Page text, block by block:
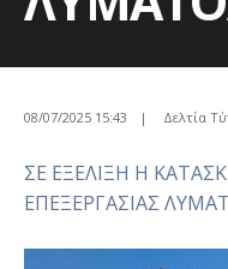
08/07/2025 15:43 | Δελτία
ΣΕ ΕΞΕΛΙΞΗ Η
ΕΠΕΞΕΡΓΑΣΙΑΣ